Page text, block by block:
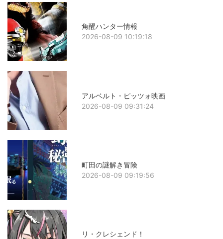
角醒ハンター情報
2026-08-09 10:19:18
アルベルト・ピッツォ映画
2026-08-09 09:31:24
町田の謎解き冒険
2026-08-09 09:19:56
リ・クレシェンド！